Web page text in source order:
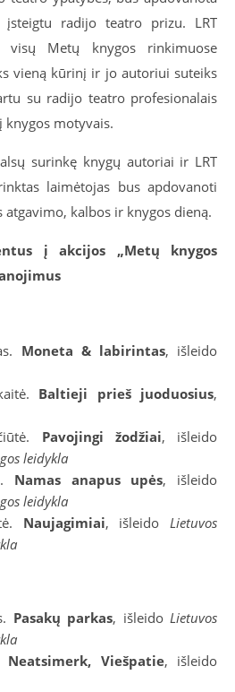
įsteigtu radijo teatro prizu. LRT
visų Metų knygos rinkimuose
vieną kūrinį ir jo autoriui suteiks
su radijo teatro profesionalais
knygos motyvais.
surinkę knygų autoriai ir LRT
laimėtojas bus apdovanoti
atgavimo, kalbos ir knygos dieną.
į akcijos „Metų knygos
Moneta & labirintas, išleido
Baltieji prieš juoduosius,
Pavojingi žodžiai, išleido
leidykla
Namas anapus upės, išleido
leidykla
Naujagimiai, išleido Lietuvos
Pasakų parkas, išleido Lietuvos
Neatsimerk, Viešpatie, išleido